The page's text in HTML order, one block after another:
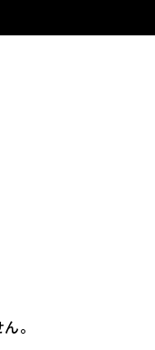
。